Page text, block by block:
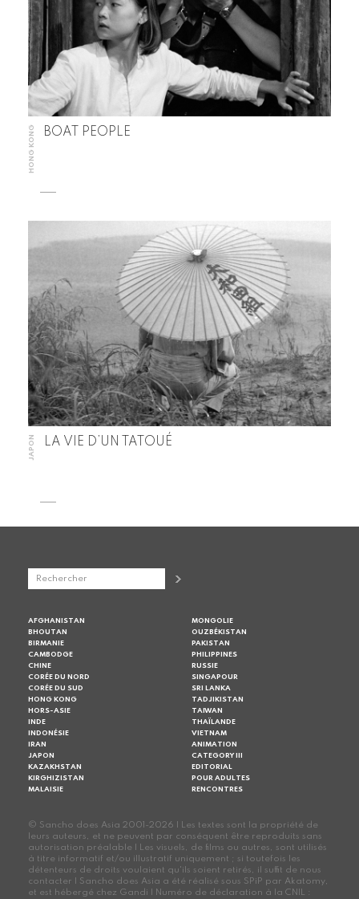
HONG KONG BOAT PEOPLE
JAPON LA VIE D’UN TATOUÉ
AFGHANISTAN
BHOUTAN
BIRMANIE
CAMBODGE
CHINE
CORÉE DU NORD
CORÉE DU SUD
HONG KONG
HORS-ASIE
INDE
INDONÉSIE
IRAN
JAPON
KAZAKHSTAN
KIRGHIZISTAN
MALAISIE
MONGOLIE
OUZBÉKISTAN
PAKISTAN
PHILIPPINES
RUSSIE
SINGAPOUR
SRI LANKA
TADJIKISTAN
TAIWAN
THAÏLANDE
VIETNAM
ANIMATION
CATEGORY III
EDITORIAL
POUR ADULTES
RENCONTRES
© Sancho does Asia 2001-2026 | Les textes sont la propriété de
leurs auteurs, et ne peuvent par conséquent être reproduits sans
autorisation préalable | Les visuels, de films ou autres, sont utilisés
à titre informatif et/ou illustratif uniquement ; si toutefois les
détenteurs de droits voulaient qu'ils soient retirés, il suffit de nous
contacter | Sancho does Asia a été réalisé sous SPiP par Akatomy,
et est hébergé chez Gandi | Numéro de déclaration à la CNIL :